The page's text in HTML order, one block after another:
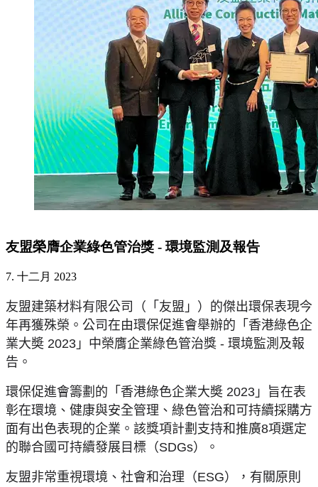
友盟榮膺企業綠色管治獎 - 環境監測及報告
7. 十二月 2023
友盟建築材料有限公司（「友盟」）的傑出環保表現今
年再獲殊榮。公司在由環保促進會舉辦的「香港綠色企
業大奬 2023 」中榮膺企業綠色管治獎 - 環境監測及報
告。
環保促進會籌劃的「香港綠色企業大奬 2023 」旨在表
彰在環境、健康與安全管理、綠色管治和可持續採購方
面有出色表現的企業。該獎項計劃支持和推廣8項選定
的聯合國可持續發展目標（SDGs）。
友盟非常重視環境、社會和治理（ESG），有關原則